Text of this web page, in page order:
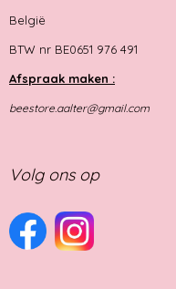
België
BTW nr BE0651 976 491
Afspraak maken :
beestore.aalter@gmail.com
Volg ons op